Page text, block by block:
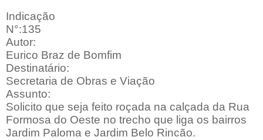
Indicação
N°:135
Autor:
Eurico Braz de Bomfim
Destinatário:
Secretaria de Obras e Viação
Assunto:
Solicito que seja feito roçada na calçada da Rua
Formosa do Oeste no trecho que liga os bairros
Jardim Paloma e Jardim Belo Rincão.